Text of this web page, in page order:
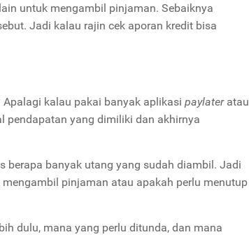
untuk mengambil pinjaman. Sebaiknya
Jadi kalau rajin cek aporan kredit bisa
kalau pakai banyak aplikasi paylateratau
pendapatan yang dimiliki dan akhirnya
berapa banyak utang yang sudah diambil. Jadi
pinjaman atau apakah perlu menutup
dulu, mana yang perlu ditunda, dan mana